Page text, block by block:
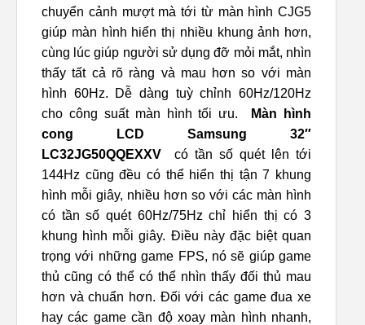
chuyển cảnh mượt mà tới từ màn hình CJG5
giúp màn hình hiển thị nhiều khung ảnh hơn,
cùng lúc giúp người sử dụng đỡ mỏi mắt, nhìn
thấy tất cả rõ ràng và mau hơn so với màn
hình 60Hz. Dễ dàng tuỳ chỉnh 60Hz/120Hz
cho công suất màn hình tối ưu.
Màn hình
cong LCD Samsung 32″
LC32JG50QQEXXV
có tần số quét lên tới
144Hz cũng đều có thể hiển thị tận 7 khung
hình mỗi giây, nhiều hơn so với các màn hình
có tần số quét 60Hz/75Hz chỉ hiển thị có 3
khung hình mỗi giây. Điều này đặc biệt quan
trọng với những game FPS, nó sẽ giúp game
thủ cũng có thể có thể nhìn thấy đối thủ mau
hơn và chuẩn hơn. Đối với các game đua xe
hay các game cần độ xoay màn hình nhanh,